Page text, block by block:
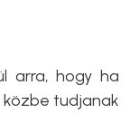
arra, hogy ha
tudjanak